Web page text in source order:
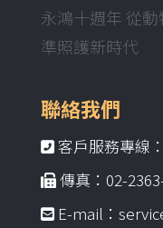
永鴻十週年 從
準照護新時代
聯絡我們
客戶服務專線
傳真：02-
E-mail：